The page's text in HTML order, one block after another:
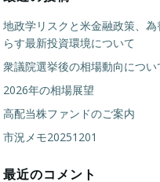
地政学リスクと米金融政策、為
らす最新投資環境について
衆議院選挙後の相場動向につい
2026年の相場展望
高配当株ファンドのご案内
市況メモ20251201
最近のコメント